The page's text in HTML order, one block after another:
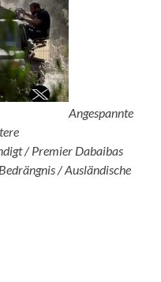
Angespannte
/ Premier Dabaibas
/ Ausländische